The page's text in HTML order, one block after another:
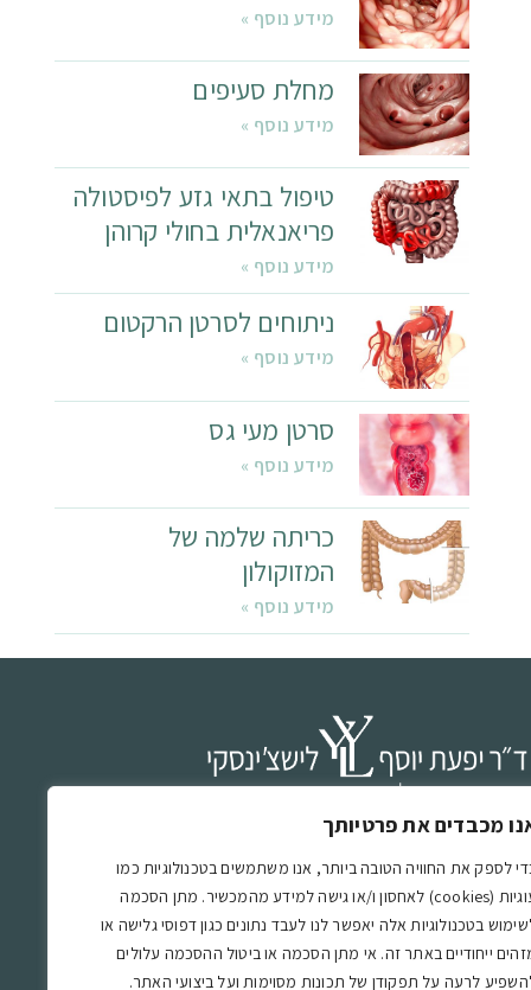
מכבדים את פרטיותך
לספק את החוויה הטובה ביותר, אנו משתמשים בטכנולוגיות כמו
עוגיות (cookies) לאחסון ו/או גישה למידע מהמכשיר. מתן הסכמה
בטכנולוגיות אלה יאפשר לנו לעבד נתונים כגון דפוסי גלישה או
ייחודיים באתר זה. אי מתן הסכמה או ביטול ההסכמה עלולים
לרעה על תפקודן של תכונות מסוימות ועל ביצועי האתר.
מידע נוסף »
מחלת סעיפים
מידע נוסף »
טיפול בתאי גזע לפיסטולה
פריאנאלית בחולי קרוהן
מידע נוסף »
ניתוחים לסרטן הרקטום
מידע נוסף »
סרטן מעי גס
מידע נוסף »
כריתה שלמה של
המזוקולון
מידע נוסף »
ד”ר יפעת יוסף-לישצינסקי הינה מומחית בכירורגיה כללית
ובכירורגיה של המעי הגס והרקטום, אחראית על תחום
הכירורגיה של המעי הגס והרקטום בבית החולים הציבורי
אסותא אשדוד ע”ש סמסון.